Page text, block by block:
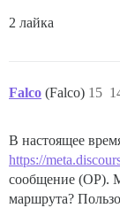
2 лайка
Falco (Falco) 15
В настоящее
https://
сообщение (OP).
маршрута?